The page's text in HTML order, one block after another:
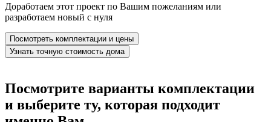
Доработаем этот проект по Вашим пожеланиям или
разработаем новый с нуля
Посмотреть комплектации и цены
Узнать точную стоимость дома
Посмотрите варианты комплектации
и выберите ту, которая подходит